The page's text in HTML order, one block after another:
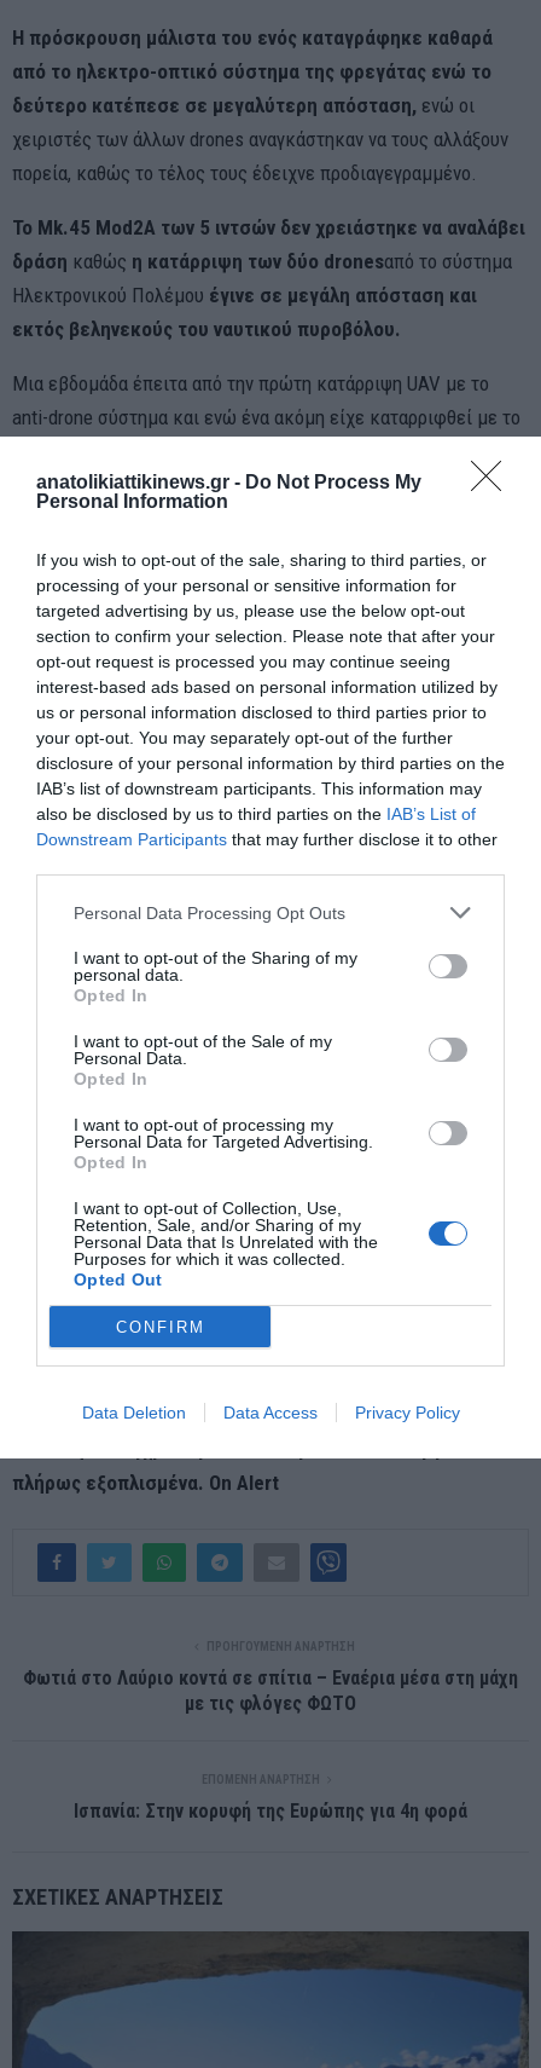
anatolikiattikinews.gr - Do Not Process My
Personal Information
If you wish to opt-out of the sale, sharing to third parties, or
processing of your personal or sensitive information for
targeted advertising by us, please use the below opt-out
section to confirm your selection. Please note that after your
opt-out request is processed you may continue seeing
interest-based ads based on personal information utilized by
us or personal information disclosed to third parties prior to
your opt-out. You may separately opt-out of the further
disclosure of your personal information by third parties on the
IAB’s list of downstream participants. This information may
also be disclosed by us to third parties on the IAB’s List of
Downstream Participants that may further disclose it to other
Personal Data Processing Opt Outs
I want to opt-out of the Sharing of my
personal data.
Opted In
I want to opt-out of the Sale of my
Personal Data.
Opted In
I want to opt-out of processing my
Personal Data for Targeted Advertising.
Opted In
I want to opt-out of Collection, Use,
Retention, Sale, and/or Sharing of my
Personal Data that Is Unrelated with the
Purposes for which it was collected.
Opted Out
CONFIRM
Data Deletion Data Access Privacy Policy
Η πρόσκρουση μάλιστα του ενός καταγράφηκε καθαρά
από το ηλεκτρο-οπτικό σύστημα της φρεγάτας ενώ το
δεύτερο κατέπεσε σε μεγαλύτερη απόσταση, ενώ οι
χειριστές των άλλων drones αναγκάστηκαν να τους αλλάξουν
πορεία, καθώς το τέλος τους έδειχνε προδιαγεγραμμένο.
To Μk.45 Mod2A των 5 ιντσών δεν χρειάστηκε να αναλάβει
δράση καθώς η κατάρριψη των δύο dronesαπό το σύστημα
Ηλεκτρονικού Πολέμου έγινε σε μεγάλη απόσταση και
εκτός βεληνεκούς του ναυτικού πυροβόλου.
Μια εβδομάδα έπειτα από την πρώτη κατάρριψη UAV με το
anti-drone σύστημα και ενώ ένα ακόμη είχε καταρριφθεί με το
Greece» συστήματος «ΚΕΝΤΑΥΡΟΣ» έδειξε ότι αποτελεί μια
επί του πεδίου.
Το anti-drone σύστημα που κατασκευάζει η ΕΑΒ δείχνει
ότι εξελίσσεται σε «φονέα drones» και είναι η απάντηση
στα οπλισμένα μη επανδρωμένα UCAV.
Ακόμα και τώρα και όσο η φρεγάτα «ΨΑΡΑ» είναι εν πλω σε
αποστολή,όλα τα δεδομένα μεταφέρονται από το anti-
drone σύστημα στους εξειδικευμένους τεχνικούς της
και ο ναυτικός «ΚΕΝΤΑΥΡΟΣ» εξελίσσεται, ενώ
ταυτόχρονα καταδεικνύεται με τον πλέον περίτρανο τρόπο ότι
τα στελέχη του Πολεμικού Ναυτικού με την εκπαίδευση
ανταπεξέλθουν σε κάθε αποστολή
αν διαθέτουν τα
πλήρως εξοπλισμένα. On Alert
ΠΡΟΗΓΟΎΜΕΝΗ ΑΝΆΡΤΗΣΗ
Φωτιά στο Λαύριο κοντά σε σπίτια – Εναέρια μέσα στη μάχη
με τις φλόγες ΦΩΤΟ
ΕΠΌΜΕΝΗ ΑΝΆΡΤΗΣΗ
Ισπανία: Στην κορυφή της Ευρώπης για 4η φορά
ΣΧΕΤΙΚΈΣ ΑΝΑΡΤΉΣΕΙΣ